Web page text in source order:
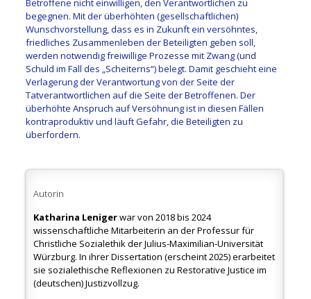
Betroffene nicht einwilligen, den Verantwortlichen zu
begegnen. Mit der überhöhten (gesellschaftlichen)
Wunschvorstellung, dass es in Zukunft ein versöhntes,
friedliches Zusammenleben der Beteiligten geben soll,
werden notwendig freiwillige Prozesse mit Zwang (und
Schuld im Fall des „Scheiterns“) belegt. Damit geschieht eine
Verlagerung der Verantwortung von der Seite der
Tatverantwortlichen auf die Seite der Betroffenen. Der
überhöhte Anspruch auf Versöhnung ist in diesen Fällen
kontraproduktiv und läuft Gefahr, die Beteiligten zu
überfordern.
Autorin
Katharina Lenigerwar von 2018 bis 2024
wissenschaftliche Mitarbeiterin an der Professur für
Christliche Sozialethik der Julius-Maximilian-Universität
Würzburg. In ihrer Dissertation (erscheint 2025) erarbeitet
sie sozialethische Reflexionen zu Restorative Justice im
(deutschen) Justizvollzug.